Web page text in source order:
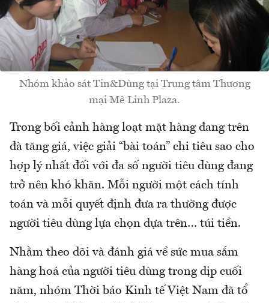
Nhóm khảo sát Tin&Dùng tại Trung tâm Thương
mại Mê Linh Plaza.
Trong bối cảnh hàng loạt mặt hàng đang trên
đà tăng giá, việc giải “bài toán” chi tiêu sao cho
hợp lý nhất đối với đa số người tiêu dùng đang
trở nên khó khăn. Mỗi người một cách tính
toán và mỗi quyết định đưa ra thường được
người tiêu dùng lựa chọn dựa trên… túi tiền.
Nhằm theo dõi và đánh giá về sức mua sắm
hàng hoá của người tiêu dùng trong dịp cuối
năm, nhóm Thời báo Kinh tế Việt Nam đã tổ